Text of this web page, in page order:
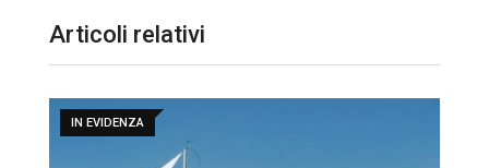
Articoli relativi
IN EVIDENZA